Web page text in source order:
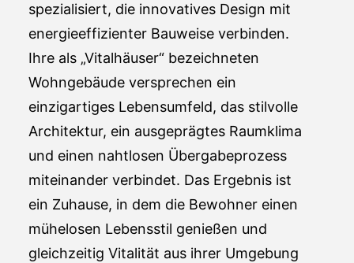
spezialisiert, die innovatives Design mit
energieeffizienter Bauweise verbinden.
Ihre als „Vitalhäuser“ bezeichneten
Wohngebäude versprechen ein
einzigartiges Lebensumfeld, das stilvolle
Architektur, ein ausgeprägtes Raumklima
und einen nahtlosen Übergabeprozess
miteinander verbindet. Das Ergebnis ist
ein Zuhause, in dem die Bewohner einen
mühelosen Lebensstil genießen und
gleichzeitig Vitalität aus ihrer Umgebung